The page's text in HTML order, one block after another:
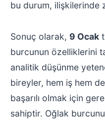
bu durum, ilişkilerinde
Sonuç olarak, 9 Ocak
burcunun özelliklerini
analitik düşünme
bireyler, hem iş hem
başarılı olmak için
sahiptir. Oğlak